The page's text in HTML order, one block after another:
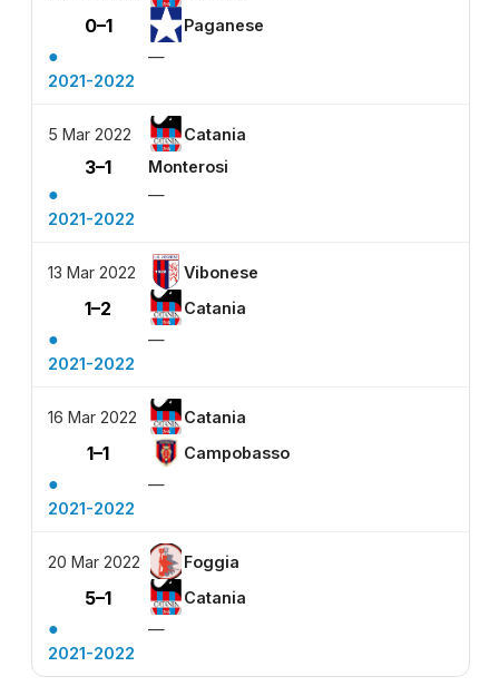
0–1 Paganese
●
—
2021-2022
5 Mar 2022 Catania
3–1 Monterosi
●
—
2021-2022
13 Mar 2022 Vibonese
1–2 Catania
●
—
2021-2022
16 Mar 2022 Catania
1–1 Campobasso
●
—
2021-2022
20 Mar 2022 Foggia
5–1 Catania
●
—
2021-2022